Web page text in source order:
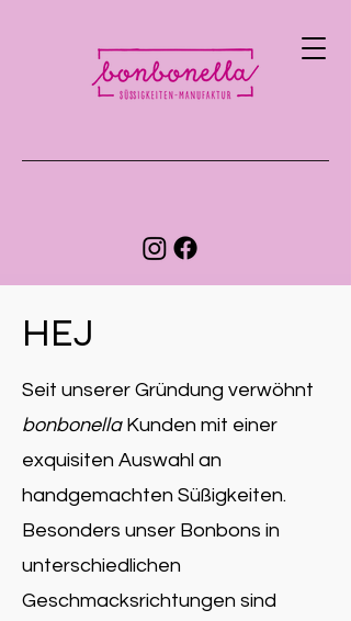
HEJ
Seit unserer Gründung verwöhnt
bonbonellaKunden mit einer
exquisiten Auswahl an
handgemachten Süßigkeiten.
Besonders unser Bonbons in
unterschiedlichen
Geschmacksrichtungen sind